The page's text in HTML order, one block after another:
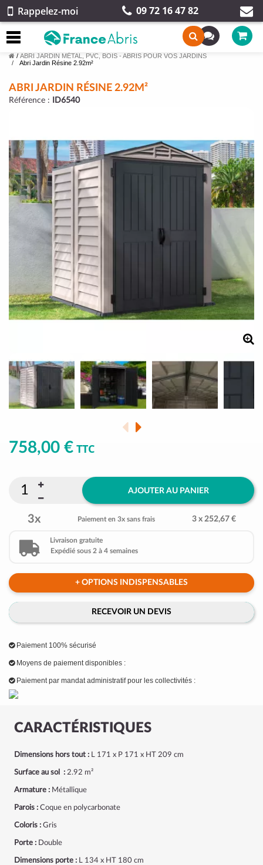
Rappelez-moi 09 72 16 47 82
/ ABRI JARDIN MÉTAL, PVC, BOIS - ABRIS POUR VOS JARDINS
Abri Jardin Résine 2.92m²
ABRI JARDIN RÉSINE 2.92M²
Référence : ID6540
CARACTÉRISTIQUES
Dimensions hors tout : L 171 x P 171 x HT 209 cm
Surface au sol : 2.92 m²
Armature : Métallique
Parois : Coque en polycarbonate
Coloris : Gris
Porte : Double
Dimensions porte : L 134 x HT 180 cm
758,00 € TTC
AJOUTER AU PANIER
3x Paiement en 3x sans frais 3 x 252,67 €
Livraison gratuite
Expédié sous 2 à 4 semaines
+ OPTIONS INDISPENSABLES
RECEVOIR UN DEVIS
Paiement 100% sécurisé
Moyens de paiement disponibles :
Paiement par mandat administratif pour les collectivités :